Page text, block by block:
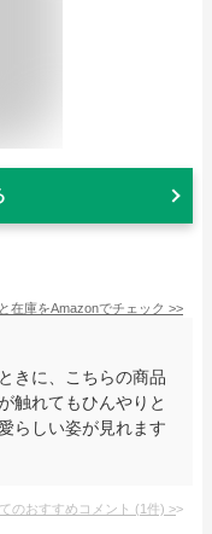
在庫をAmazonでチェック >>
きに、こちらの商品
触れてもひんやりと
らしい姿が見れます
のおすすめコメント (1件) >